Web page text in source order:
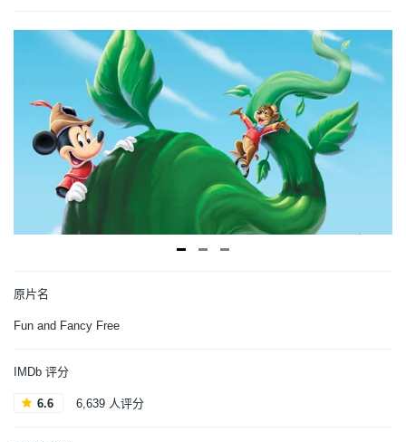
原片名
Fun and Fancy Free
IMDb 评分
6.6 6,639 人评分